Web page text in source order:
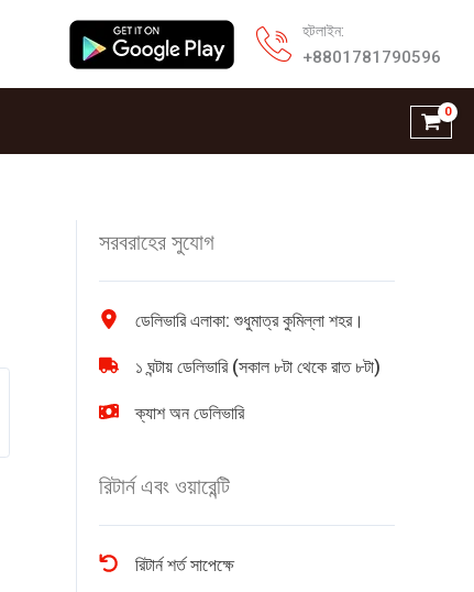
হটলাইন:
+8801781790596
সরবরাহের সুযোগ
ডেলিভারি এলাকা: শুধুমাত্র কুমিল্লা শহর।
১ ঘন্টায় ডেলিভারি (সকাল ৮টা থেকে রাত ৮টা)
ক্যাশ অন ডেলিভারি
রিটার্ন এবং ওয়ারেন্টি
রিটার্ন শর্ত সাপেক্ষে